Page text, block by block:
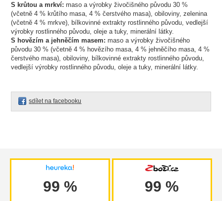
S krůtou a mrkví: maso a výrobky živočišného původu 30 %
(včetně 4 % krůtího masa, 4 % čerstvého masa), obiloviny, zelenina
(včetně 4 % mrkve), bílkovinné extrakty rostlinného původu, vedlejší
výrobky rostlinného původu, oleje a tuky, minerální látky.
S hovězím a jehněčím masem: maso a výrobky živočišného
původu 30 % (včetně 4 % hovězího masa, 4 % jehněčího masa, 4 %
čerstvého masa), obiloviny, bílkovinné extrakty rostlinného původu,
vedlejší výrobky rostlinného původu, oleje a tuky, minerální látky.
sdílet na facebooku
99 % 99 %